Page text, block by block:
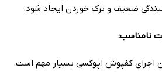
ضعیف و ترک خوردن ایجاد شود.
نامناسب:
اجرای کفپوش اپوکسی بسیار مهم است.